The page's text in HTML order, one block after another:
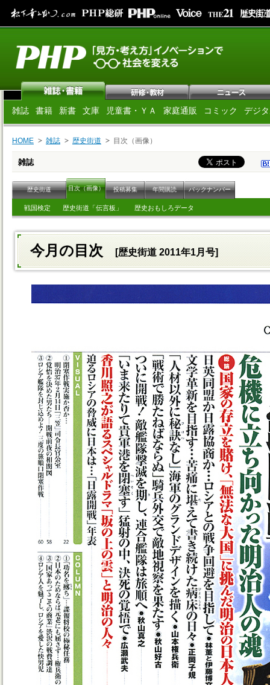
雑誌 書籍 新書 文庫 児童書・ＹＡ 家庭通販 コミック デジ
HOME 雑誌 歴史街道 目次（画像）
雑誌
歴史街道 目次（画像） 投稿募集 年間購読 バックナンバー
戦国検定 歴史街道「伝言板」 歴史おもしろデータ
今月の目次 [歴史街道 2011年1月号]